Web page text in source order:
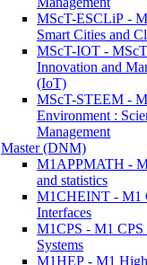
MScT-ESCLiP -
Smart Cities and
MScT-IOT -
Innovation and
(IoT)
MScT-STEEM -
Environment :
Management
Master (DNM)
M1APPMATH -
and statistics
M1CHEINT - M1
Interfaces
M1CPS - M1 CPS
Systems
M1HEP - M1